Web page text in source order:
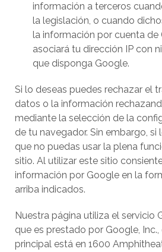
información a terceros
la legislación, o cuando
la información por cuenta de
asociará tu dirección IP con
que disponga Google.
Si lo deseas puedes rechazar el
datos o la información
mediante la selección de la
de tu navegador. Sin embargo, si
que no puedas usar la plena
sitio. Al utilizar este sitio
información por Google en la
arriba indicados.
Nuestra página utiliza el servicio
que es prestado por Google,
principal está en 1600